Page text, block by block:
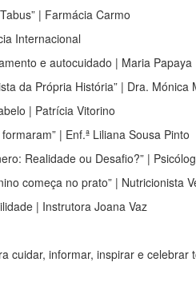
| Farmácia Carmo
Internacional
e autocuidado | Maria Papaya
da Própria História” | Dra. Mónica
| Patrícia Vitorino
| Enf.ª Liliana Sousa Pinto
Realidade ou Desafio?” |
começa no prato” | Nutricionista
| Instrutora Joana Vaz
cuidar, informar, inspirar e celebrar